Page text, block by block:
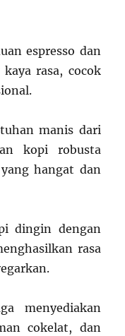
espresso dan
rasa, cocok
manis dari
kopi robusta
hangat dan
dingin dengan
rasa
menyediakan
cokelat, dan